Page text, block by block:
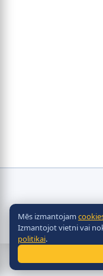
Mēs izmantojam
Izmantojot vietni vai
politikai.